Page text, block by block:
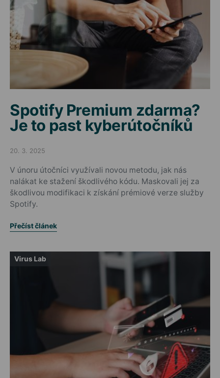
Spotify Premium zdarma?
Je to past kyberútočníků
Posted on
20. 3. 2025
V únoru útočníci využívali novou metodu, jak nás
nalákat ke stažení škodlivého kódu. Maskovali jej za
škodlivou modifikaci k získání prémiové verze služby
Spotify.
Přečíst článek
Virus Lab